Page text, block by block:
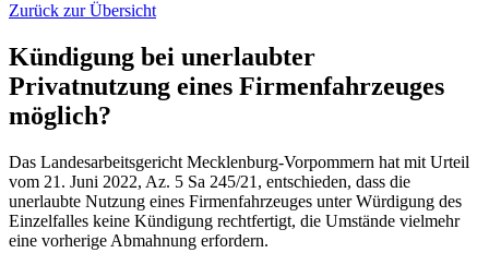
Zurück zur Übersicht
Kündigung bei unerlaubter
Privatnutzung eines Firmenfahrzeuges
möglich?
Das Landesarbeitsgericht Mecklenburg-Vorpommern hat mit Urteil
vom 21. Juni 2022, Az. 5 Sa 245/21, entschieden, dass die
unerlaubte Nutzung eines Firmenfahrzeuges unter Würdigung des
Einzelfalles keine Kündigung rechtfertigt, die Umstände vielmehr
eine vorherige Abmahnung erfordern.